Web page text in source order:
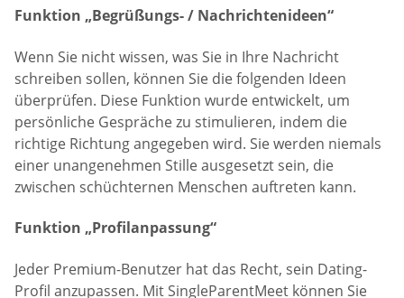
Funktion „Begrüßungs- / Nachrichtenideen“
Wenn Sie nicht wissen, was Sie in Ihre Nachricht
schreiben sollen, können Sie die folgenden Ideen
überprüfen. Diese Funktion wurde entwickelt, um
persönliche Gespräche zu stimulieren, indem die
richtige Richtung angegeben wird. Sie werden niemals
einer unangenehmen Stille ausgesetzt sein, die
zwischen schüchternen Menschen auftreten kann.
Funktion „Profilanpassung“
Jeder Premium-Benutzer hat das Recht, sein Dating-
Profil anzupassen. Mit SingleParentMeet können Sie